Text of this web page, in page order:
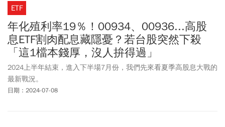
ETF
年化殖利率19％！00934、00936...高股
息ETF割肉配息藏隱憂？若台股突然下殺
「這1檔本錢厚，沒人拚得過」
2024上半年結束，進入下半場7月份，我們先來看夏季高股息大戰的
最新戰況。
日期：2024-07-08